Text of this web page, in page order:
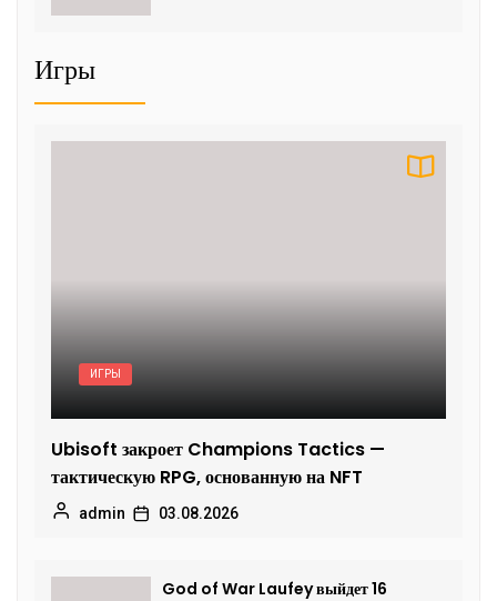
Игры
ИГРЫ
Ubisoft закроет Champions Tactics —
тактическую RPG, основанную на NFT
admin 03.08.2026
God of War Laufey выйдет 16